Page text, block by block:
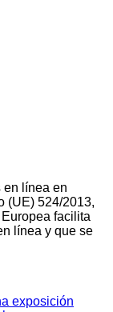
en línea en
(UE) 524/2013,
facilita
línea y que se